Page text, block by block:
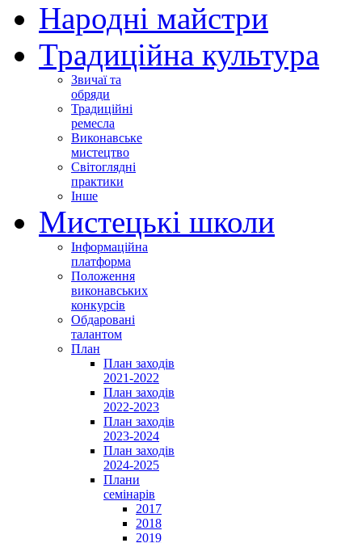
Народні майстри
Традиційна культура
Звичаї та
обряди
Традиційні
ремесла
Виконавське
мистецтво
Світоглядні
практики
Інше
Мистецькі школи
Інформаційна
платформа
Положення
виконавських
конкурсів
Обдаровані
талантом
План
План заходів
2021-2022
План заходів
2022-2023
План заходів
2023-2024
План заходів
2024-2025
Плани
семінарів
2017
2018
2019